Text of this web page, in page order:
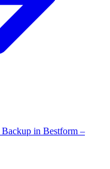
Backup in Bestform –